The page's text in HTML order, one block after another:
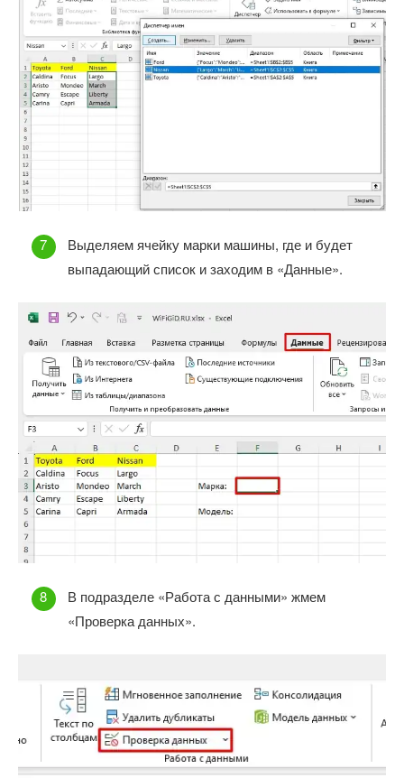
Выделяем ячейку марки машины, где и будет
выпадающий список и заходим в «Данные».
В подразделе «Работа с данными» жмем
«Проверка данных».